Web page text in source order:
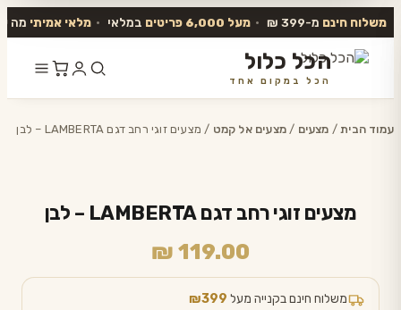
משלוח חינם מ-399 ₪ • מעל 6,000 פריטים במלאי • מלאי אמיתי מה
הכל כלול
הכל במקום אחד
לתוכן
עמוד הבית/ מצעים /מצעים אל קמט / מצעים זוגי רחב דגם LAMBERTA – לבן
מצעים זוגי רחב דגם LAMBERTA – לבן
₪ 119.00
משלוח חינם בקנייה מעל ₪399